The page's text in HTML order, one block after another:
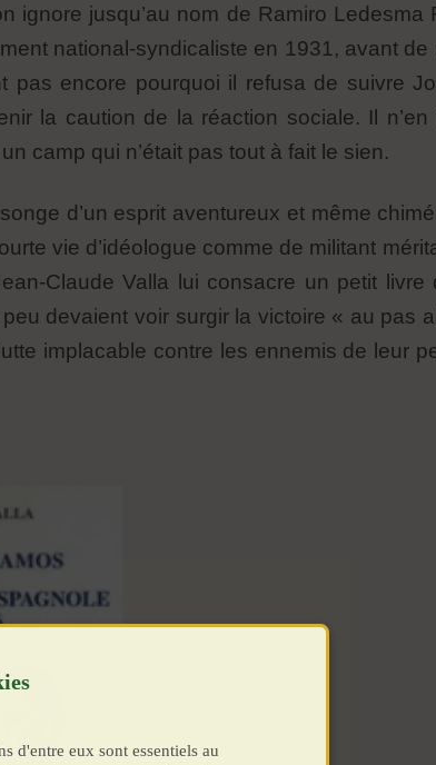
ignore jusqu’au nom de Ramiro Ledesma
national-syndicaliste en 1931, avant de
pas encore pourquoi il refusa de suivre
la caution de la réaction sociale. Il n’en
camp qui n’était pas tout à fait le sien.
d’un esprit aventureux et même
vie d’idéologue comme de militant
Claude Valla lui consacre un petit livre
devaient voir surgir la victoire « au pas
implacable contre les ennemis de leur
d'entre eux sont essentiels au